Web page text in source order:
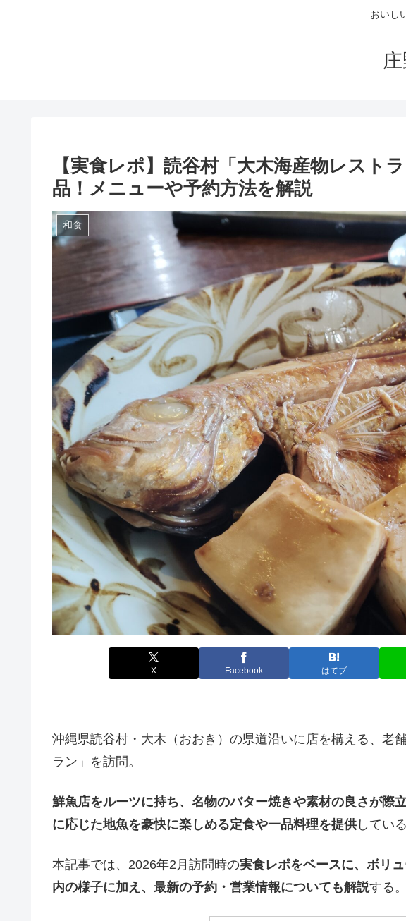
おいし
【実食レポ】読谷村「大木海産物レスト
品！メニューや予約方法を解説
和食
X Facebook はてブ
沖縄県読谷村・大木（おおき）の県道沿いに店を構える、老
ラン」を訪問。
鮮魚店をルーツに持ち、名物のバター焼きや素材の良さが際
に応じた地魚を豪快に楽しめる定食や一品料理を提供している
本記事では、2026年2月訪問時の実食レポをベースに、ボリ
内の様子に加え、最新の予約・営業情報についても解説する。